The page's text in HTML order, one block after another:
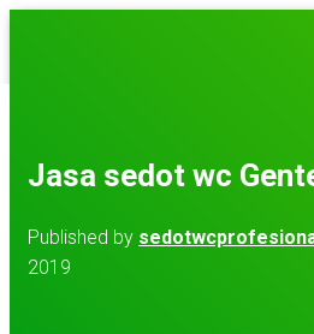
LAYANAN KAMI
Jasa sedot wc
Published by
2019